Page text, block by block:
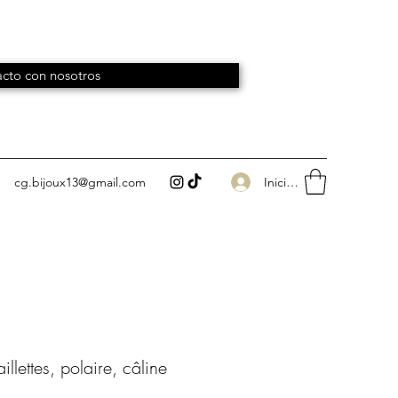
con nosotros
cg.bijoux13@gmail.com Iniciar sesión
polaire, câline